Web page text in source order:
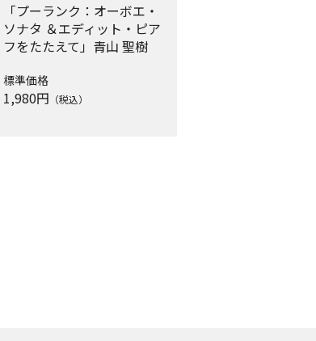
「プーランク：オーボエ・
ソナタ ＆エディット・ピア
フをたたえて」青山 聖樹
標準価格
1,980円 （税込）